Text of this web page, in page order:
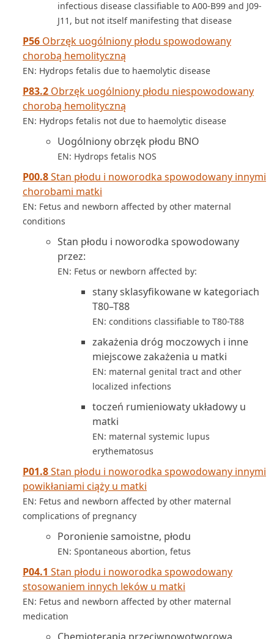
infectious disease classifiable to A00-B99 and J09-
J11, but not itself manifesting that disease
P56 Obrzęk uogólniony płodu spowodowany
chorobą hemolityczną
EN: Hydrops fetalis due to haemolytic disease
P83.2 Obrzęk uogólniony płodu niespowodowany
chorobą hemolityczną
EN: Hydrops fetalis not due to haemolytic disease
Uogólniony obrzęk płodu BNO
EN: Hydrops fetalis NOS
P00.8Stan płodu i noworodka spowodowany innymi
chorobami matki
EN: Fetus and newborn affected by other maternal
conditions
Stan płodu i noworodka spowodowany
przez:
EN: Fetus or newborn affected by:
stany sklasyfikowane w kategoriach
T80–T88
EN: conditions classifiable to T80-T88
zakażenia dróg moczowych i inne
miejscowe zakażenia u matki
EN: maternal genital tract and other
localized infections
toczeń rumieniowaty układowy u
matki
EN: maternal systemic lupus
erythematosus
P01.8Stan płodu i noworodka spowodowany innymi
powikłaniami ciąży u matki
EN: Fetus and newborn affected by other maternal
complications of pregnancy
Poronienie samoistne, płodu
EN: Spontaneous abortion, fetus
P04.1 Stan płodu i noworodka spowodowany
stosowaniem innych leków u matki
EN: Fetus and newborn affected by other maternal
medication